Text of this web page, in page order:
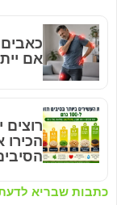
כתבות שבריא
אם
רוצים